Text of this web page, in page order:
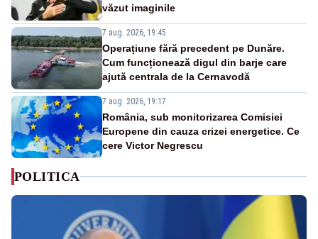
văzut imaginile
7 aug. 2026, 19:45
Operațiune fără precedent pe Dunăre.
Cum funcționează digul din barje care
ajută centrala de la Cernavodă
7 aug. 2026, 19:17
România, sub monitorizarea Comisiei
Europene din cauza crizei energetice. Ce
cere Victor Negrescu
POLITICA